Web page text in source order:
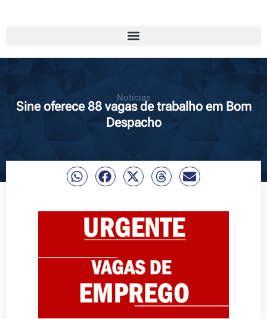
Notícias
Sine oferece 88 vagas de trabalho em Bom
Despacho